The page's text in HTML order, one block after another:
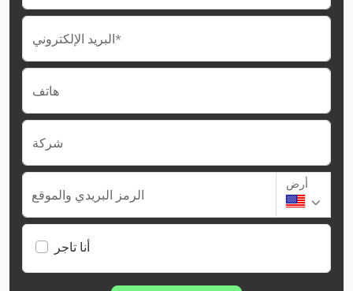
البريد الإلكتروني*
هاتف
شركة
الرمز البريدي والموقع
أرض
أنا تاجر